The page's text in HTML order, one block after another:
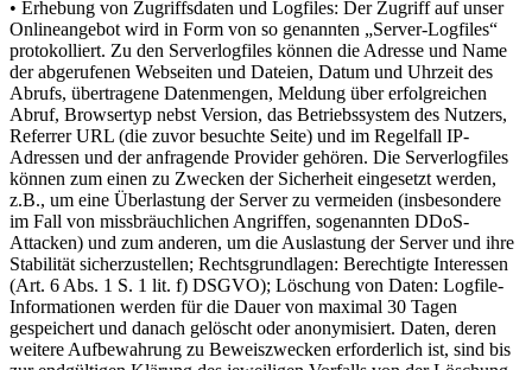
• Erhebung von Zugriffsdaten und Logfiles: Der Zugriff auf unser
Onlineangebot wird in Form von so genannten „Server-Logfiles“
protokolliert. Zu den Serverlogfiles können die Adresse und Name
der abgerufenen Webseiten und Dateien, Datum und Uhrzeit des
Abrufs, übertragene Datenmengen, Meldung über erfolgreichen
Abruf, Browsertyp nebst Version, das Betriebssystem des Nutzers,
Referrer URL (die zuvor besuchte Seite) und im Regelfall IP-
Adressen und der anfragende Provider gehören. Die Serverlogfiles
können zum einen zu Zwecken der Sicherheit eingesetzt werden,
z.B., um eine Überlastung der Server zu vermeiden (insbesondere
im Fall von missbräuchlichen Angriffen, sogenannten DDoS-
Attacken) und zum anderen, um die Auslastung der Server und ihre
Stabilität sicherzustellen; Rechtsgrundlagen: Berechtigte Interessen
(Art. 6 Abs. 1 S. 1 lit. f) DSGVO); Löschung von Daten: Logfile-
Informationen werden für die Dauer von maximal 30 Tagen
gespeichert und danach gelöscht oder anonymisiert. Daten, deren
weitere Aufbewahrung zu Beweiszwecken erforderlich ist, sind bis